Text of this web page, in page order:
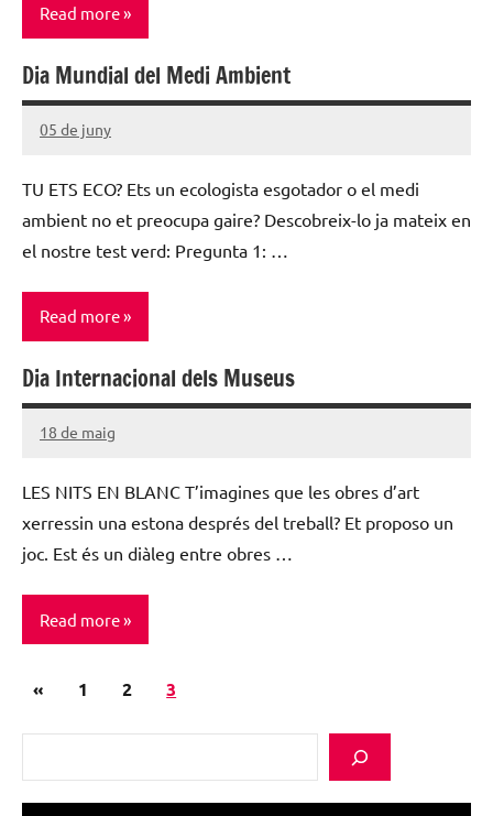
Read more
Uncategorized
@ca
Dia Mundial del Medi Ambient
05 de juny
Santiago
Subirá
TU ETS ECO? Ets un ecologista esgotador o el medi
ambient no et preocupa gaire? Descobreix-lo ja mateix en
el nostre test verd: Pregunta 1: …
Read more
Uncategorized
@ca
Dia Internacional dels Museus
18 de maig
Santiago
Subirá
LES NITS EN BLANC T’imagines que les obres d’art
xerressin una estona després del treball? Et proposo un
joc. Est és un diàleg entre obres …
Read more
Uncategorized
Paginació
entrades
«Previous
1 2 3